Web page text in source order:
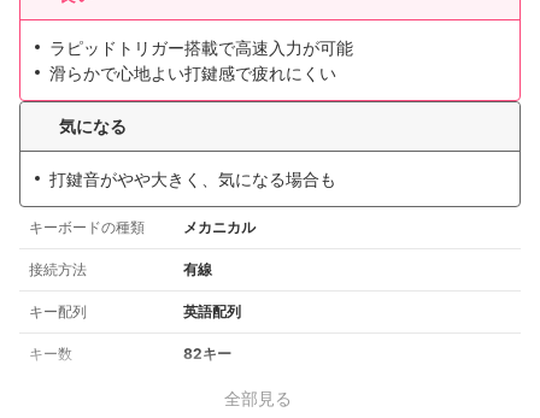
ラピッドトリガー搭載で高速入力が可能
滑らかで心地よい打鍵感で疲れにくい
気になる
打鍵音がやや大きく、気になる場合も
キーボードの種類 メカニカル
接続方法 有線
キー配列 英語配列
キー数 82キー
全部見る